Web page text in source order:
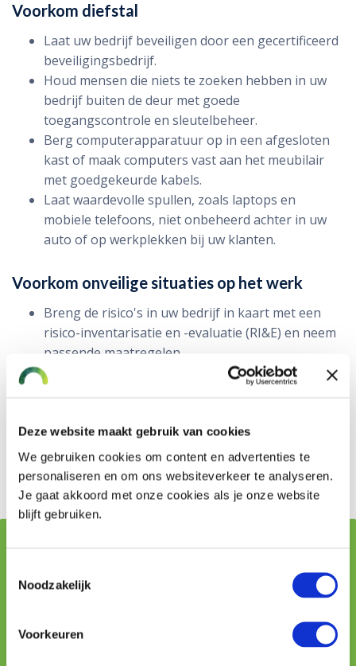
Deze website maakt gebruik van cookies
We gebruiken cookies om content en advertenties te
personaliseren en om ons websiteverkeer te analyseren.
Je gaat akkoord met onze cookies als je onze website
blijft gebruiken.
Noodzakelijk
Voorkeuren
Voorkom diefstal
Laat uw bedrijf beveiligen door een gecertificeerd
beveiligingsbedrijf.
Houd mensen die niets te zoeken hebben in uw
bedrijf buiten de deur met goede
toegangscontrole en sleutelbeheer.
Berg computerapparatuur op in een afgesloten
kast of maak computers vast aan het meubilair
met goedgekeurde kabels.
Laat waardevolle spullen, zoals laptops en
mobiele telefoons, niet onbeheerd achter in uw
auto of op werkplekken bij uw klanten.
Voorkom onveilige situaties op het werk
Breng de risico's in uw bedrijf in kaart met een
risico-inventarisatie en -evaluatie (RI&E) en neem
passende maatregelen.
Zorg voor ergonomische werkplekken. Stel de
ventilatie, schone lucht, een aangename
temperatuur en goede verlichting.
Houd vluchtwegen vrij.